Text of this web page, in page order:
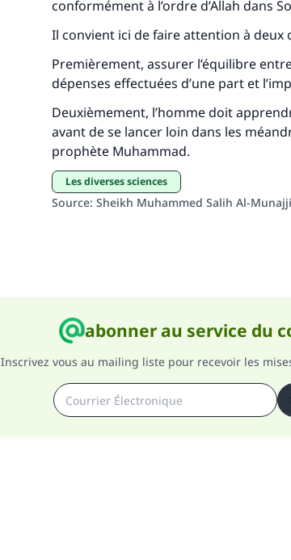
conformément à l’ordre d’Allah dans
Il convient ici de faire attention à deux
Premièrement, assurer l’équilibre
dépenses effectuées d’une part et
Deuxièmement, l’homme doit
avant de se lancer loin dans les
prophète Muhammad.
Les diverses sciences
Source: Sheikh Muhammed Salih Al-
abonner au service du
Inscrivez vous au mailing liste pour recevoir les
que